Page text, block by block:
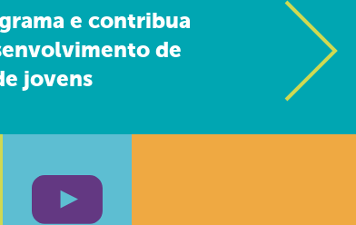
e contribua
de
jovens